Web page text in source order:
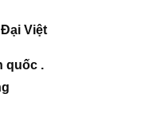
Việt
quốc .